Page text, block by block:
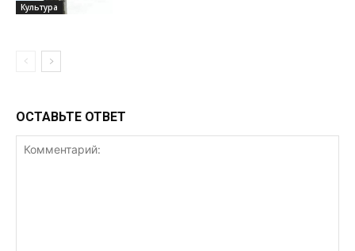
Культура
ОСТАВЬТЕ ОТВЕТ